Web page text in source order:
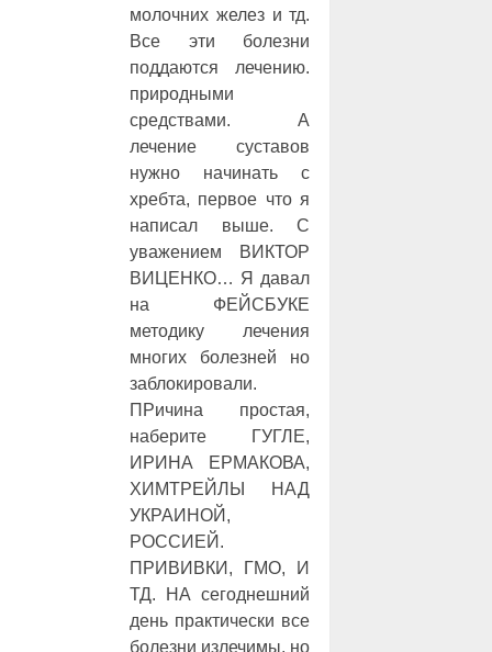
молочних желез и тд.
Все эти болезни
поддаются лечению.
природными
средствами. А
лечение суставов
нужно начинать с
хребта, первое что я
написал выше. С
уважением ВИКТОР
ВИЦЕНКО… Я давал
на ФЕЙСБУКЕ
методику лечения
многих болезней но
заблокировали.
ПРичина простая,
наберите ГУГЛЕ,
ИРИНА ЕРМАКОВА,
ХИМТРЕЙЛЫ НАД
УКРАИНОЙ,
РОССИЕЙ.
ПРИВИВКИ, ГМО, И
ТД. НА сегоднешний
день практически все
болезни излечимы, но